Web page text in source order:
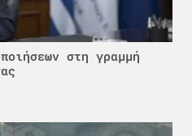
στη γραμμή